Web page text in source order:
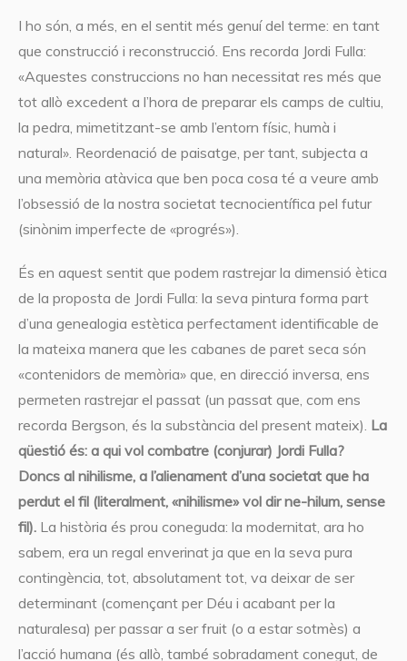
I ho són, a més, en el sentit més genuí del terme: en tant
que construcció i reconstrucció. Ens recorda Jordi Fulla:
«Aquestes construccions no han necessitat res més que
tot allò excedent a l’hora de preparar els camps de cultiu,
la pedra, mimetitzant-se amb l’entorn físic, humà i
natural». Reordenació de paisatge, per tant, subjecta a
una memòria atàvica que ben poca cosa té a veure amb
l’obsessió de la nostra societat tecnocientífica pel futur
(sinònim imperfecte de «progrés»).
És en aquest sentit que podem rastrejar la dimensió ètica
de la proposta de Jordi Fulla: la seva pintura forma part
d’una genealogia estètica perfectament identificable de
la mateixa manera que les cabanes de paret seca són
«contenidors de memòria» que, en direcció inversa, ens
permeten rastrejar el passat (un passat que, com ens
recorda Bergson, és la substància del present mateix). La
qüestió és: a qui vol combatre (conjurar) Jordi Fulla?
Doncs al nihilisme, a l’alienament d’una societat que ha
perdut el fil (literalment, «nihilisme» vol dir ne-hilum, sense
fil).La història és prou coneguda: la modernitat, ara ho
sabem, era un regal enverinat ja que en la seva pura
contingència, tot, absolutament tot, va deixar de ser
determinant (començant per Déu i acabant per la
naturalesa) per passar a ser fruit (o a estar sotmès) a
l’acció humana (és allò, també sobradament conegut, de